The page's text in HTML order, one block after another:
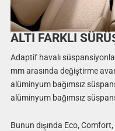
ALTI FARKLI
Adaptif havalı
mm arasında değiştirme
alüminyum bağımsız
alüminyum bağımsız
Bunun dışında Eco,